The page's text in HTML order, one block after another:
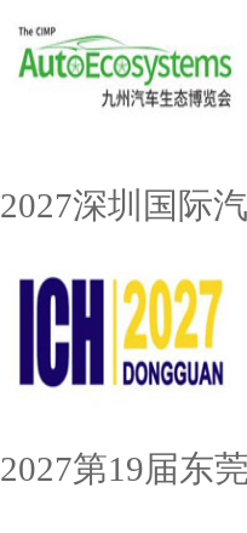
2027深圳国际
2027第19届东